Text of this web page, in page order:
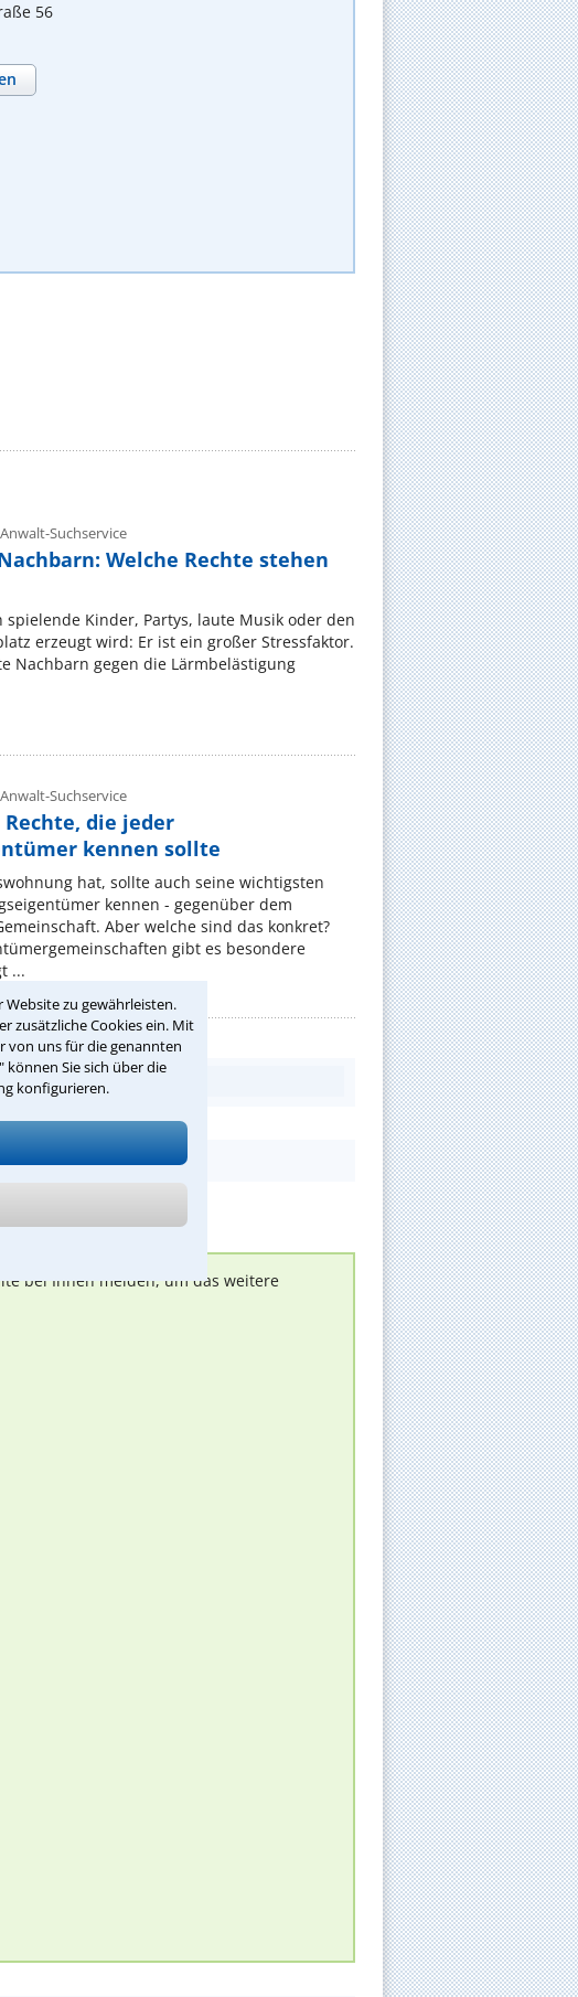
zu gewährleisten.
zusätzliche Cookies ein. Mit
von uns für die genannten
können Sie sich über die
konfigurieren.
56
Suchservice
Welche Rechte stehen
spielende Kinder, Partys, laute Musik oder den
erzeugt wird: Er ist ein großer Stressfaktor.
Nachbarn gegen die Lärmbelästigung
Suchservice
die jeder
kennen sollte
hat, sollte auch seine wichtigsten
kennen - gegenüber dem
Aber welche sind das konkret?
gibt es besondere
...
bei Ihnen melden, um das weitere